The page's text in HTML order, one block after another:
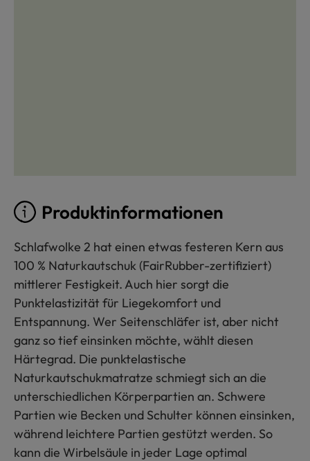
Produktinformationen
Schlafwolke 2 hat einen etwas festeren Kern aus
100 % Naturkautschuk (FairRubber-zertifiziert)
mittlerer Festigkeit. Auch hier sorgt die
Punktelastizität für Liegekomfort und
Entspannung. Wer Seitenschläfer ist, aber nicht
ganz so tief einsinken möchte, wählt diesen
Härtegrad. Die punktelastische
Naturkautschukmatratze schmiegt sich an die
unterschiedlichen Körperpartien an. Schwere
Partien wie Becken und Schulter können einsinken,
während leichtere Partien gestützt werden. So
kann die Wirbelsäule in jeder Lage optimal